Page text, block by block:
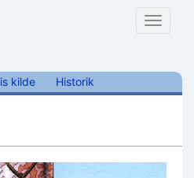
Toggle
kilde Historik